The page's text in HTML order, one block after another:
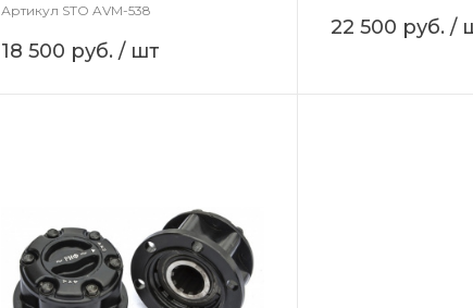
Артикул STO AVM-538
18 500 руб./ шт
22 500 руб. /